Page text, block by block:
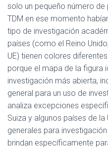
solo un pequeño número
TDM en ese momento
tipo de investigación
países (como el Reino
UE) tienen colores
porque el mapa de la figura
investigación más abierta,
general para un uso de
analiza excepciones
Suiza y algunos países de
generales para
brindan específicamente